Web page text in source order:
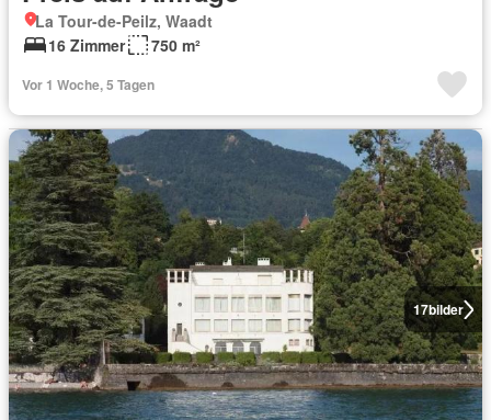
La Tour-de-Peilz, Waadt
16 Zimmer
750 m²
Vor 1 Woche, 5 Tagen
17bilder